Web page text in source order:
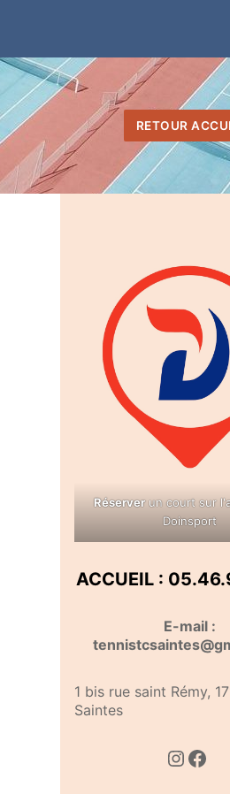
RETOUR
Réserverun court sur
Doinsport
ACCUEIL :
E-mail :
1 bis rue saint Rémy,
Saintes